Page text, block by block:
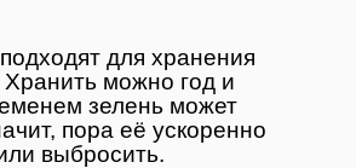
для хранения
можно год и
зелень может
пора её ускоренно
выбросить.